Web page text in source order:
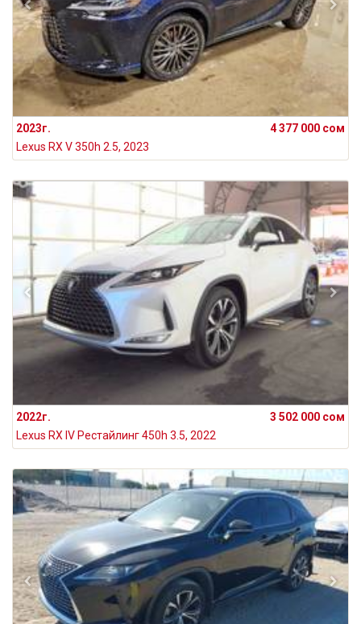
2023г.
4 377 000 сом
Lexus RX V 350h 2.5, 2023
2022г.
3 502 000 сом
Lexus RX IV Рестайлинг 450h 3.5, 2022